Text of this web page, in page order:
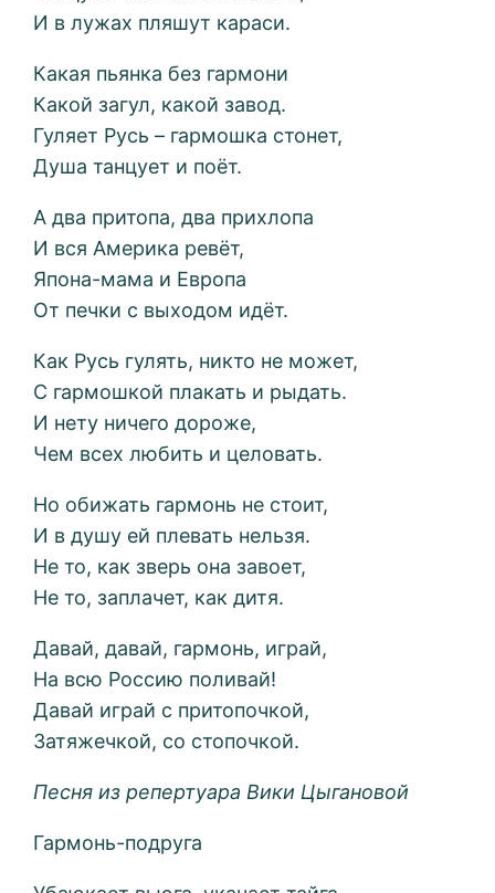
И в лужах пляшут караси.
Какая пьянка без гармони
Какой загул, какой завод.
Гуляет Русь – гармошка стонет,
Душа танцует и поёт.
А два притопа, два прихлопа
И вся Америка ревёт,
Япона-мама и Европа
От печки с выходом идёт.
Как Русь гулять, никто не может,
С гармошкой плакать и рыдать.
И нету ничего дороже,
Чем всех любить и целовать.
Но обижать гармонь не стоит,
И в душу ей плевать нельзя.
Не то, как зверь она завоет,
Не то, заплачет, как дитя.
Давай, давай, гармонь, играй,
На всю Россию поливай!
Давай играй с притопочкой,
Затяжечкой, со стопочкой.
Песня из репертуара Вики Цыгановой
Гармонь-подруга